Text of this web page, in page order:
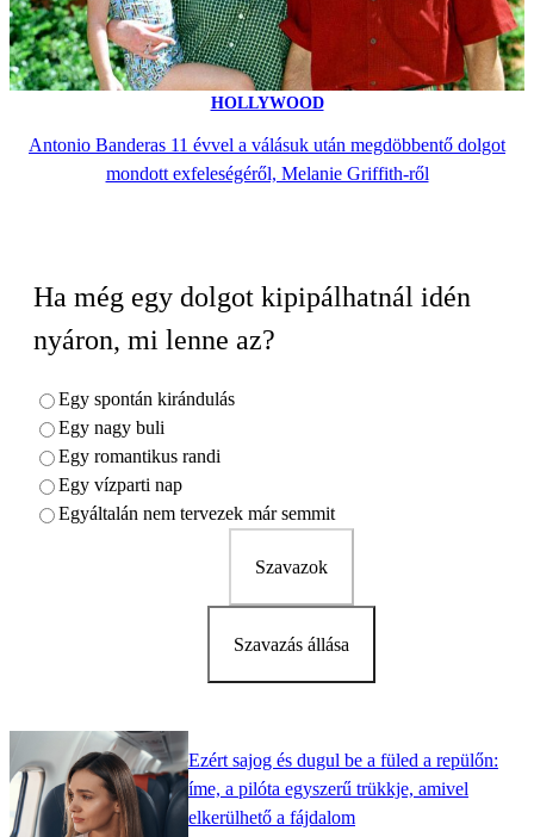
HOLLYWOOD
Antonio Banderas 11 évvel a válásuk után megdöbbentő dolgot
mondott exfeleségéről, Melanie Griffith-ről
Ha még egy dolgot kipipálhatnál idén
nyáron, mi lenne az?
Egy spontán kirándulás
Egy nagy buli
Egy romantikus randi
Egy vízparti nap
Egyáltalán nem tervezek már semmit
Szavazok
Szavazás állása
Ezért sajog és dugul be a füled a repülőn:
íme, a pilóta egyszerű trükkje, amivel
elkerülhető a fájdalom